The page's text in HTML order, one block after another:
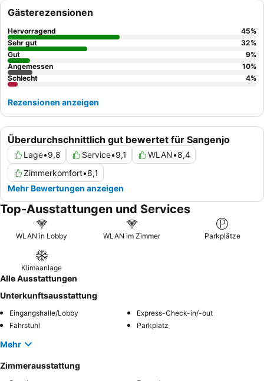
herzlichen und familiären Service gelobt, der das spektakuläre
und umfassende Frühstücksangebot ergänzt. Für ein wirklich
verbessertes Erlebnis sollten Sie ein Zimmer mit
Meerblick
Schalldämmung bietet.
Überdurchschnittlich gut bewertet für Sangenjo
Lage•9,8 Service•9,1 WLAN•8,4
Zimmerkomfort•8,1
Mehr Bewertungen anzeigen
Gästerezensionen
Hervorragend 45%
Sehr gut
32%
Gut
9%
Angemessen
10%
Schlecht
4%
Rezensionen anzeigen
Top-Ausstattungen und Services
WLAN in Lobby WLAN im Zimmer Parkplätze
Klimaanlage
Alle Ausstattungen
Unterkunftsausstattung
Eingangshalle/Lobby
Express-Check-in/-out
Fahrstuhl
Parkplatz
Mehr
Zimmerausstattung